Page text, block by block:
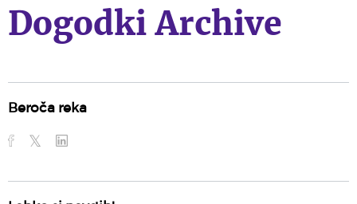
Dogodki Archive
Beroča reka